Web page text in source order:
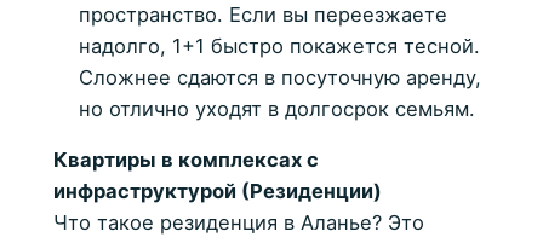
пространство. Если вы переезжаете
надолго, 1+1 быстро покажется тесной.
Сложнее сдаются в посуточную аренду,
но отлично уходят в долгосрок семьям.
Квартиры в комплексах с
инфраструктурой (Резиденции)
Что такое резиденция в Аланье? Это